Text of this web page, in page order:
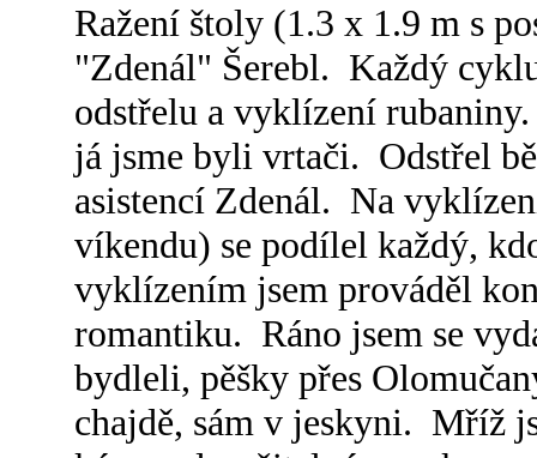
Ražení štoly (1.3 x 1.9 m s
"Zdenál" Šerebl. Každý
odstřelu a vyklízení
já jsme byli vrtači. Odstřel
asistencí Zdenál. Na
víkendu) se podílel každý,
vyklízením jsem prováděl
romantiku. Ráno jsem se
bydleli, pěšky přes
chajdě, sám v jeskyni. Mříž